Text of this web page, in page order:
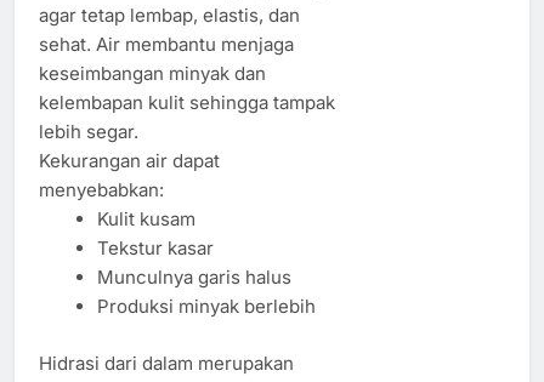
agar tetap lembap, elastis, dan
sehat. Air membantu menjaga
keseimbangan minyak dan
kelembapan kulit sehingga tampak
lebih segar.
Kekurangan air dapat
menyebabkan:
Kulit kusam
Tekstur kasar
Munculnya garis halus
Produksi minyak berlebih
Hidrasi dari dalam merupakan